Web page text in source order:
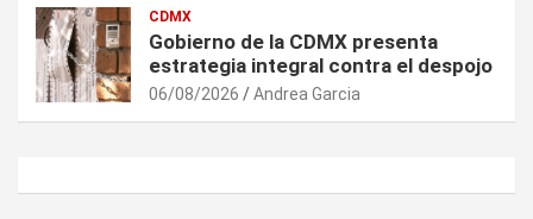
CDMX
Gobierno de la CDMX presenta
estrategia integral contra el despojo
06/08/2026 Andrea Garcia